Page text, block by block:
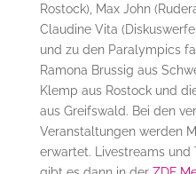
Rostock), Max John
Claudine Vita
und zu den Paralympics
Ramona Brussig aus
Klemp aus Rostock und
aus Greifswald. Bei den
Veranstaltungen werden
erwartet. Livestreams und